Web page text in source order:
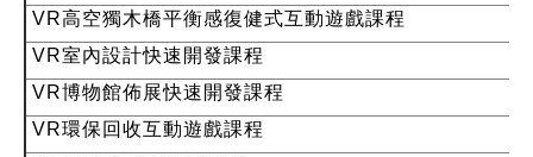
VR高空獨木橋平衡感復健式互動遊戲課程
VR室內設計快速開發課程
VR博物館佈展快速開發課程
VR環保回收互動遊戲課程